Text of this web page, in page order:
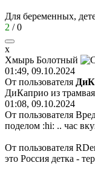
Для беременных,
2 /0
х
Хмырь Болотный
01:49, 09.10.2024
От пользователя
ДиКаприо из трамвая
01:08, 09.10.2024
От пользователя
поделом :hi: .. час
От пользователя
это Россия детка -